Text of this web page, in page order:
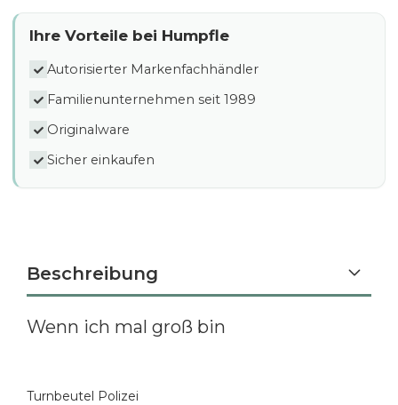
Ihre Vorteile bei Humpfle
Autorisierter Markenfachhändler
Familienunternehmen seit 1989
Originalware
Sicher einkaufen
Beschreibung
Wenn ich mal groß bin
Turnbeutel Polizei